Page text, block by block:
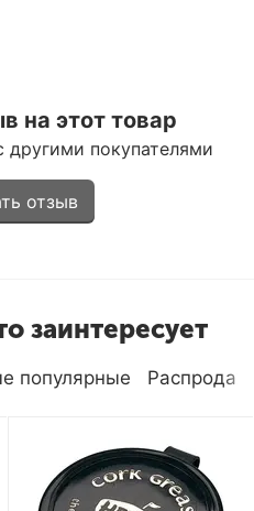
на этот товар
покупателями
отзыв
заинтересует
популярные